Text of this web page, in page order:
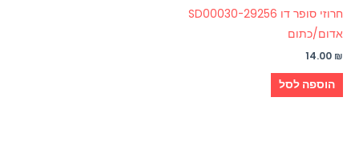
חרוזי סופר דו SD00030-29256
אדום/כתום
14.00 ₪
הוספה לסל